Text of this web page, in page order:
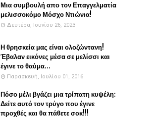
Μια συμβουλή απο τον Επαγγελματία
μελισσοκόμο Μόσχο Ντιώνια!
Δευτέρα, Ιουνίου 26, 2023
Η θρησκεία μας είναι ολοζώντανη!
Έβαλαν εικόνες μέσα σε μελίσσι και
έγινε το θαύμα...
Παρασκευή, Ιουλίου 01, 2016
Πόσο μέλι βγάζει μια τρίπατη κυψέλη:
Δείτε αυτό τον τρύγο που έγινε
προχθές και θα πάθετε σοκ!!!